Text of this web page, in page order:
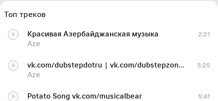
Топ треков
Красивая Азербайджанская музыка
Aze
2:21
vk.com/dubstepdotru | vk.com/dubstepzone, Won't leave
Aze
5:25
Potato Song vk.com/musicalbear
5:41